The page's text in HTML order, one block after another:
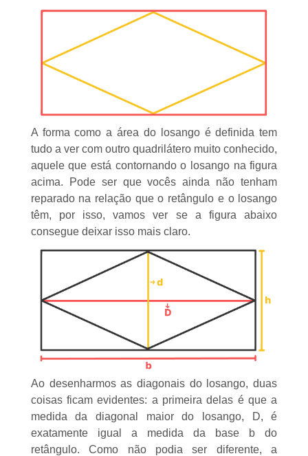
A forma como a área do losango é definida tem
tudo a ver com outro quadrilátero muito conhecido,
aquele que está contornando o losango na figura
acima. Pode ser que vocês ainda não tenham
reparado na relação que o retângulo e o losango
têm, por isso, vamos ver se a figura abaixo
consegue deixar isso mais claro.
Ao desenharmos as diagonais do losango, duas
coisas ficam evidentes: a primeira delas é que a
medida da diagonal maior do losango, D, é
exatamente igual a medida da base b do
retângulo. Como não podia ser diferente, a